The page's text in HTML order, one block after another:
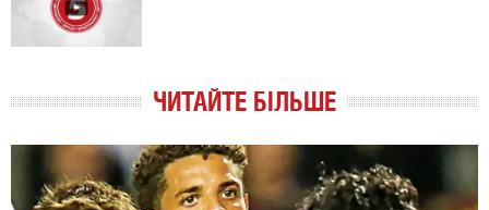
ЧИТАЙТЕ БІЛЬШЕ